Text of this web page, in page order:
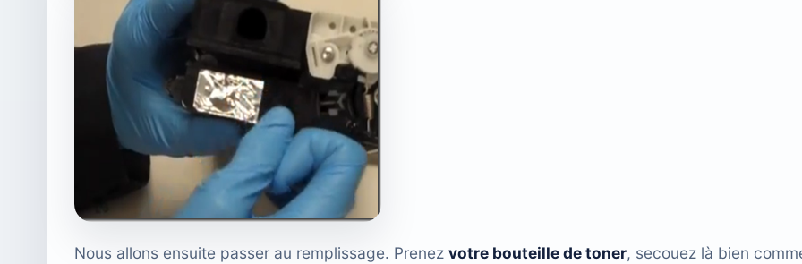
Nous allons ensuite passer au remplissage. Prenez votre bouteille de toner, secouez là bien